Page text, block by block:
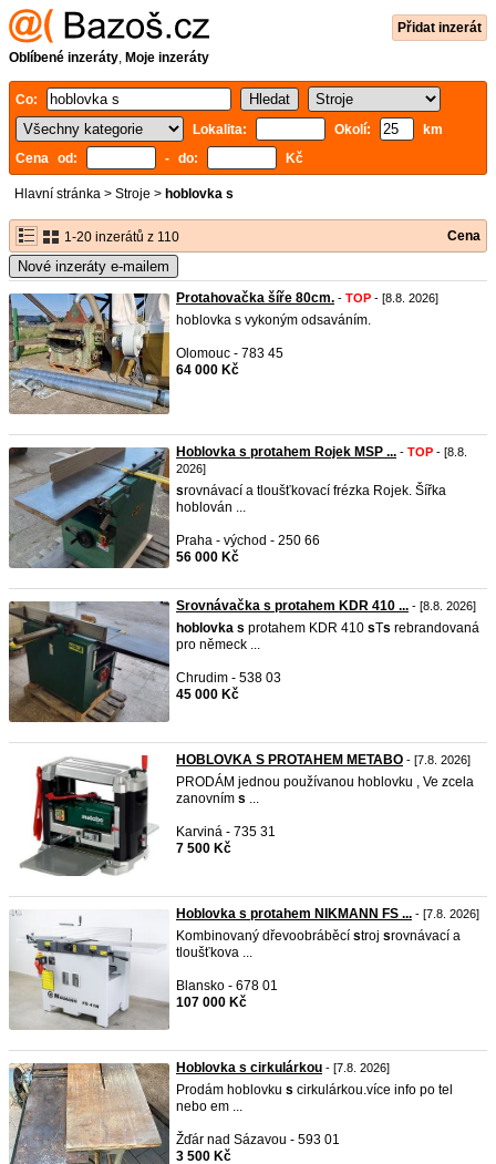
Přidat inzerát
Oblíbené inzeráty, Moje inzeráty
Co:
Lokalita:
Okolí:
km
Cena od:
- do: Kč
Hlavní stránka > Stroje > hoblovka s
1-20 inzerátů z 110 Cena
Nové inzeráty e-mailem
Protahovačka šíře 80cm. - TOP - [8.8. 2026]
hoblovka s vykoným odsaváním.
Olomouc - 783 45
64 000 Kč
Hoblovka s protahem Rojek MSP ... - TOP - [8.8.
2026]
srovnávací a tloušťkovací frézka Rojek. Šířka
hoblován ...
Praha - východ - 250 66
56 000 Kč
Srovnávačka s protahem KDR 410 ... - [8.8. 2026]
hoblovka s protahem KDR 410 sTs rebrandovaná
pro německ ...
Chrudim - 538 03
45 000 Kč
HOBLOVKA S PROTAHEM METABO - [7.8. 2026]
PRODÁM jednou používanou hoblovku , Ve zcela
zanovním s ...
Karviná - 735 31
7 500 Kč
Hoblovka s protahem NIKMANN FS ... - [7.8. 2026]
Kombinovaný dřevoobráběcí stroj srovnávací a
tloušťkova ...
Blansko - 678 01
107 000 Kč
Hoblovka s cirkulárkou - [7.8. 2026]
Prodám hoblovku s cirkulárkou.více info po tel
nebo em ...
Žďár nad Sázavou - 593 01
3 500 Kč